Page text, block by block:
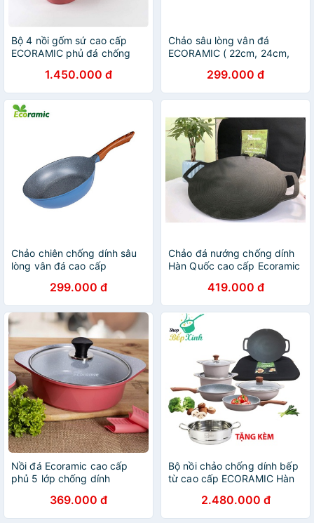
Bộ 4 nồi gốm sứ cao cấp
ECORAMIC phủ đá chống
( Tặng 1 cặp nhấc nồi silicon
)
1.450.000 đ
Chảo sâu lòng vân đá
ECORAMIC ( 22cm, 24cm,
299.000 đ
Chảo chiên chống dính sâu
lòng vân đá cao cấp
bếp 22cm / 24cm / 26cm /
28cm / 30cm / 32cm
299.000 đ
Chảo đá nướng chống dính
Hàn Quốc cao cấp Ecoramic
dùng cho bếp hồng ngoại ,
gas ,than
419.000 đ
Nồi đá Ecoramic cao cấp
phủ 5 lớp chống dính
369.000 đ
Bộ nồi chảo chống dính bếp
từ cao cấp ECORAMIC Hàn
tặng chảo đá nướng và 1
xửng Fivestar 24cm
2.480.000 đ